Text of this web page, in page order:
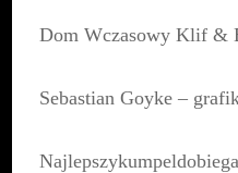
Dom Wczasowy Klif &
Sebastian Goyke –